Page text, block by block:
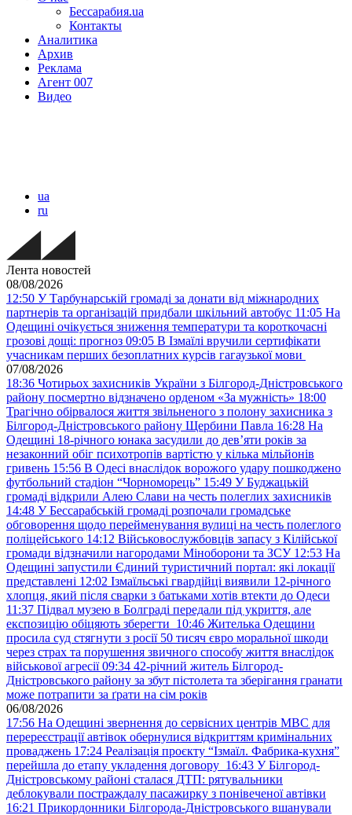
Бессарабия.ua
Контакты
Аналитика
Архив
Реклама
Агент 007
Видео
ua
ru
Лента новостей
08/08/2026
12:50 У Тарбунарській громаді за донати від міжнародних
партнерів та організацій придбали шкільний автобус 11:05 На
Одещині очікується зниження температури та короткочасні
грозові дощі: прогноз 09:05 В Ізмаїлі вручили сертифікати
учасникам перших безоплатних курсів гагаузької мови
07/08/2026
18:36 Чотирьох захисників України з Білгород-Дністровського
району посмертно відзначено орденом «За мужність» 18:00
Трагічно обірвалося життя звільненого з полону захисника з
Білгород-Дністровського району Щербини Павла 16:28 На
Одещині 18-річного юнака засудили до дев’яти років за
незаконний обіг психотропів вартістю у кілька мільйонів
гривень 15:56 В Одесі внаслідок ворожого удару пошкоджено
футбольний стадіон “Чорноморець” 15:49 У Буджацькій
громаді відкрили Алею Слави на честь полеглих захисників
14:48 У Бессарабській громаді розпочали громадське
обговорення щодо перейменування вулиці на честь полеглого
поліцейського 14:12 Військовослужбовців запасу з Кілійської
громади відзначили нагородами Міноборони та ЗСУ 12:53 На
Одещині запустили Єдиний туристичний портал: які локації
представлені 12:02 Ізмаїльські гвардійці виявили 12-річного
хлопця, який після сварки з батьками хотів втекти до Одеси
11:37 Підвал музею в Болграді передали під укриття, але
експозицію обіцяють зберегти 10:46 Жителька Одещини
просила суд стягнути з росії 50 тисяч євро моральної шкоди
через страх та порушення звичного способу життя внаслідок
військової агресії 09:34 42-річний житель Білгород-
Дністровського району за збут пістолета та зберігання гранати
може потрапити за ґрати на сім років
06/08/2026
17:56 На Одещині звернення до сервісних центрів МВС для
перереєстрації автівок обернулися відкриттям кримінальних
проваджень 17:24 Реалізація проєкту “Ізмаїл. Фабрика-кухня”
перейшла до етапу укладення договору 16:43 У Білгород-
Дністровському районі сталася ДТП: рятувальники
деблокували постраждалу пасажирку з понівеченої автівки
16:21 Прикордонники Білгорода-Дністровського вшанували